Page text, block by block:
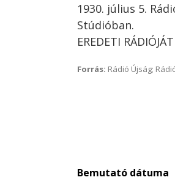
1930. július 5.
Stúdióban.
EREDETI
Forrás: Rádió Újság;
Bemutató dátuma